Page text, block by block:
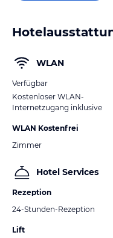
WLAN
Verfügbar
Kostenloser WLAN-
Internetzugang inklusive
WLAN Kostenfrei
Zimmer
Hotel Services
Rezeption
24-Stunden-Rezeption
Lift